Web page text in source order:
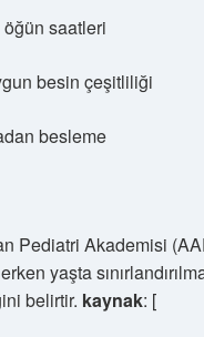
saatleri
besin çeşitliliği
besleme
Pediatri Akademisi
yaşta
belirtir. kaynak: [